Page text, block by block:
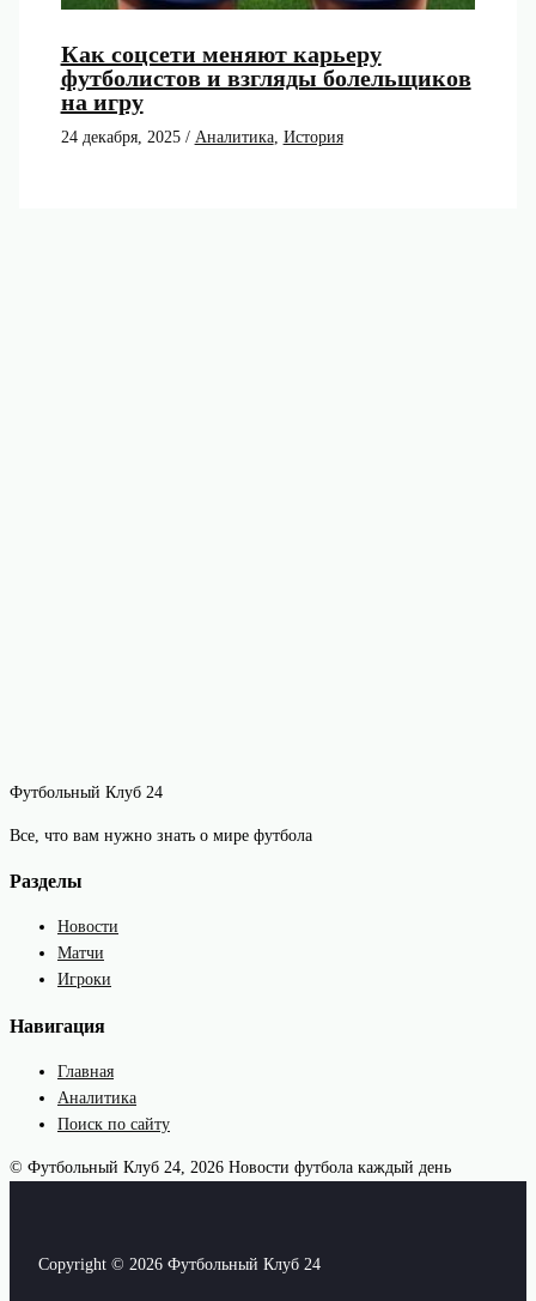
Как соцсети меняют карьеру
футболистов и взгляды болельщиков
на игру
24 декабря, 2025 / Аналитика, История
Футбольный Клуб 24
Все, что вам нужно знать о мире футбола
Разделы
Новости
Матчи
Игроки
Навигация
Главная
Аналитика
Поиск по сайту
© Футбольный Клуб 24, 2026 Новости футбола каждый день
Copyright © 2026 Футбольный Клуб 24